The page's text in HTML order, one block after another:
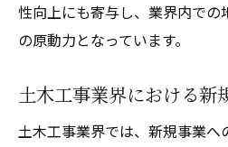
性向上にも寄与し、業界内での
の原動力となっています。
土木工事業界における新
土木工事業界では、新規事業へ